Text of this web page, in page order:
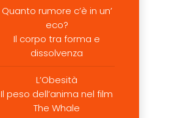
Quanto rumore c’è in un’
eco?
Il corpo tra forma e
dissolvenza
L’Obesità
Il peso dell’anima nel film
The Whale